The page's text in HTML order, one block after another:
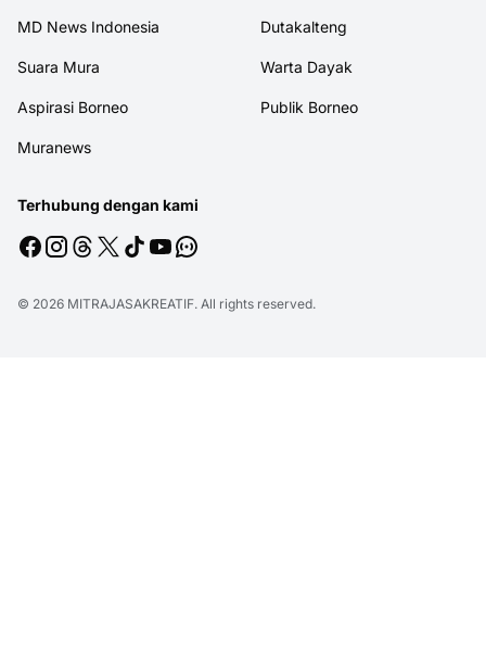
MD News Indonesia Dutakalteng
Suara Mura Warta Dayak
Aspirasi Borneo Publik Borneo
Muranews
Terhubung dengan kami
© 2026 MITRAJASAKREATIF. All rights reserved.